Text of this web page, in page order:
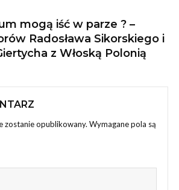
mogą iść w parze ? –
Radosława Sikorskiego i
z Włoską Polonią
zostanie opublikowany. Wymagane pola są